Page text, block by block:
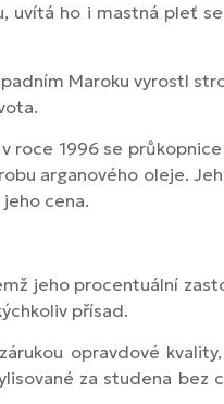
uvítá ho i mastná pleť
Maroku vyrostl
roce 1996 se
arganového oleje.
cena.
jeho procentuální
přísad.
opravdové
za studena bez